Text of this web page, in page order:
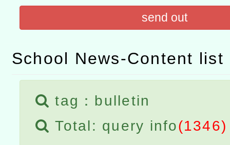
「數位內容與教學軟體線
t」
有關大陸委員會函釋公務
赴陸應申請許可一案
轉知經濟部水利署委託財
研究院辦理「115年表揚
位及節水達人選拔活動」
115年8月22日(星期六)辦
市孔廟祈福系列活動—儒
航」
2026年桃園地景藝術節教
send out
School News-Content list
tag：bulletin
Total: query info(1346)